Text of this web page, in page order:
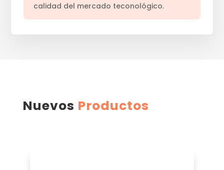
calidad del mercado teconológico.
Nuevos Productos